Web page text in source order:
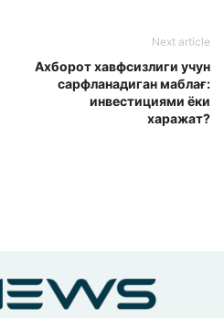
Next article
Ахборот хавфсизлиги учун
сарфланадиган маблағ:
инвестициями ёки
харажат?